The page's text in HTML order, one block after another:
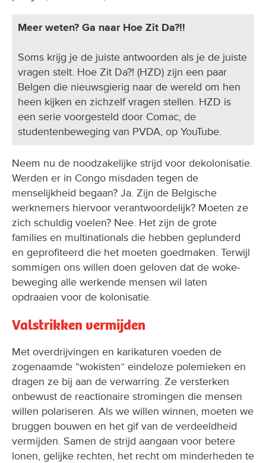
Meer weten? Ga naar Hoe Zit Da?!!
Soms krijg je de juiste antwoorden als je de juiste
vragen stelt. Hoe Zit Da?! (HZD) zijn een paar
Belgen die nieuwsgierig naar de wereld om hen
heen kijken en zichzelf vragen stellen. HZD is
een serie voorgesteld door Comac, de
studentenbeweging van PVDA, op YouTube.
Neem nu de noodzakelijke strijd voor dekolonisatie.
Werden er in Congo misdaden tegen de
menselijkheid begaan? Ja. Zijn de Belgische
werknemers hiervoor verantwoordelijk? Moeten ze
zich schuldig voelen? Nee. Het zijn de grote
families en multinationals die hebben geplunderd
en geprofiteerd die het moeten goedmaken. Terwijl
sommigen ons willen doen geloven dat de woke-
beweging alle werkende mensen wil laten
opdraaien voor de kolonisatie.
Valstrikken vermijden
Met overdrijvingen en karikaturen voeden de
zogenaamde “wokisten” eindeloze polemieken en
dragen ze bij aan de verwarring. Ze versterken
onbewust de reactionaire stromingen die mensen
willen polariseren. Als we willen winnen, moeten we
bruggen bouwen en het gif van de verdeeldheid
vermijden. Samen de strijd aangaan voor betere
lonen, gelijke rechten, het recht om minderheden te